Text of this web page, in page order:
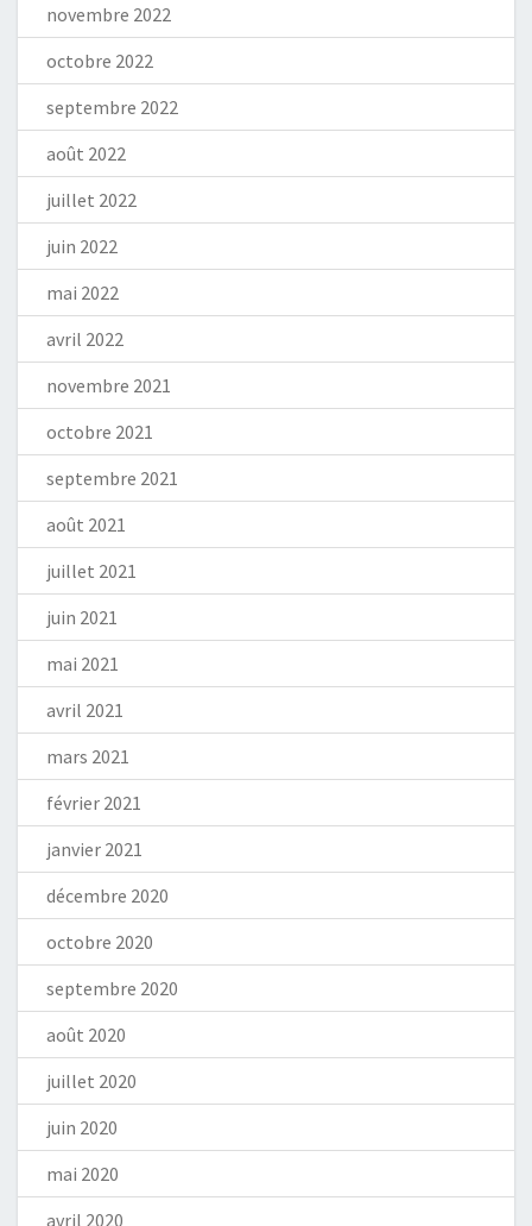
novembre 2022
octobre 2022
septembre 2022
août 2022
juillet 2022
juin 2022
mai 2022
avril 2022
novembre 2021
octobre 2021
septembre 2021
août 2021
juillet 2021
juin 2021
mai 2021
avril 2021
mars 2021
février 2021
janvier 2021
décembre 2020
octobre 2020
septembre 2020
août 2020
juillet 2020
juin 2020
mai 2020
avril 2020